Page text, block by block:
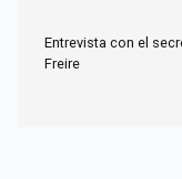
Entrevista con el
Freire